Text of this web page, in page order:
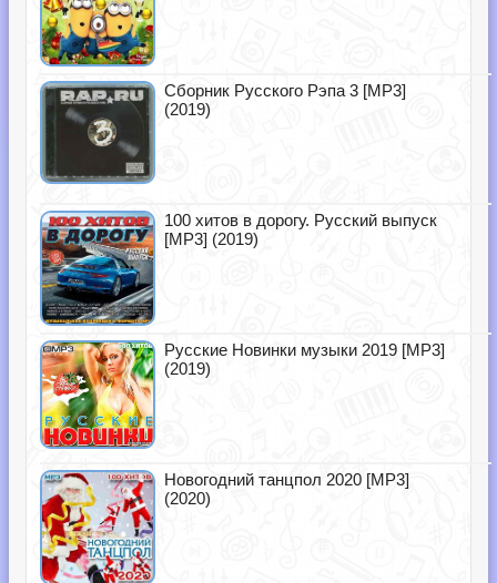
Сборник Русского Рэпа 3 [MP3]
(2019)
100 хитов в дорогу. Русский выпуск
[MP3] (2019)
Русские Новинки музыки 2019 [MP3]
(2019)
Новогодний танцпол 2020 [MP3]
(2020)